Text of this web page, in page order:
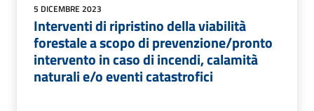
5 DICEMBRE 2023
Interventi di ripristino della viabilità
forestale a scopo di prevenzione/pronto
intervento in caso di incendi, calamità
naturali e/o eventi catastrofici